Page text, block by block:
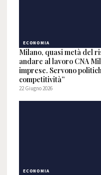
ECONOMIA
Milano, quasi metà del
andare al lavoro CNA
imprese. Servono
competitività”
22 Giugno 2026
ECONOMIA